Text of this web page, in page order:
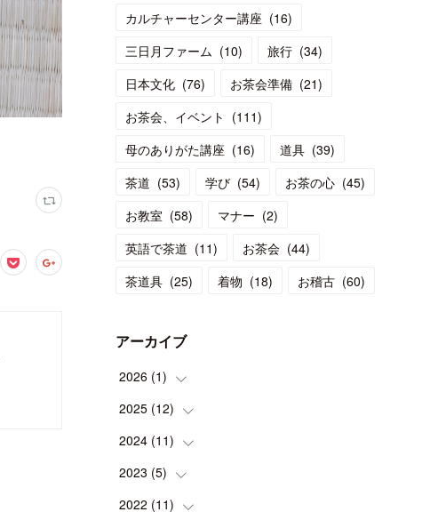
カルチャーセンター講座 (16)
三日月ファーム (10) 旅行 (34)
日本文化 (76) お茶会準備 (21)
お茶会、イベント (111)
母のありがた講座 (16) 道具 (39)
茶道 (53) 学び (54) お茶の心 (45)
お教室 (58) マナー (2)
英語で茶道 (11) お茶会 (44)
茶道具 (25) 着物 (18) お稽古 (60)
アーカイブ
2026 (1)
(1)
2025 (12)
( 1)
(1
( 2)
2024 (11)
(1
( 1)
2023 (5)
( 1)
2022 (11)